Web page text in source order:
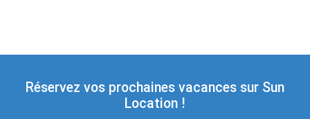
Réservez vos prochaines vacances sur Sun
Location !